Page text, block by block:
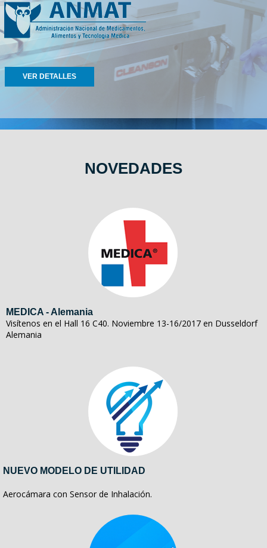
VER DETALLES
NOVEDADES
MEDICA - Alemania
Visítenos en el Hall 16 C40. Noviembre 13-16/2017 en Dusseldorf
Alemania
NUEVO MODELO DE UTILIDAD
Aerocámara con Sensor de Inhalación.